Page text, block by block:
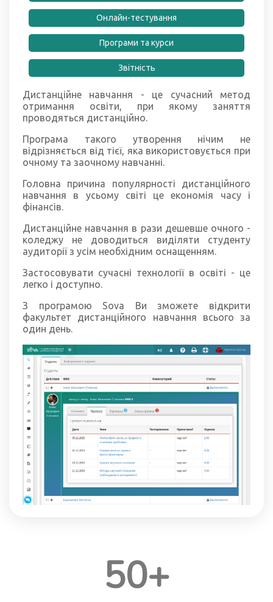
Онлайн-тестування
Програми та курси
Звітність
Дистанційне навчання - це сучасний метод
отримання освіти, при якому заняття
проводяться дистанційно.
Програма такого утворення нічим не
відрізняється від тієї, яка використовується при
очному та заочному навчанні.
Головна причина популярності дистанційного
навчання в усьому світі це економія часу і
фінансів.
Дистанційне навчання в рази дешевше очного -
коледжу не доводиться виділяти студенту
аудиторії з усім необхідним оснащенням.
Застосовувати сучасні технології в освіті - це
легко і доступно.
З програмою Sova Ви зможете відкрити
факультет дистанційного навчання всього за
один день.
50+